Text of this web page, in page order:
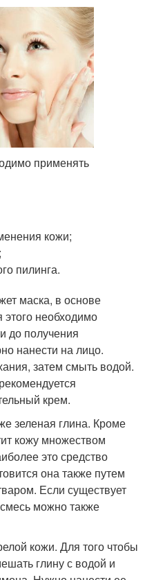
применять
кожи;
пилинга.
маска, в основе
этого необходимо
до получения
нанести на лицо.
затем смыть водой.
крем.
зеленая глина. Кроме
кожу множеством
это средство
она также путем
Если существует
можно также
кожи. Для того чтобы
глину с водой и